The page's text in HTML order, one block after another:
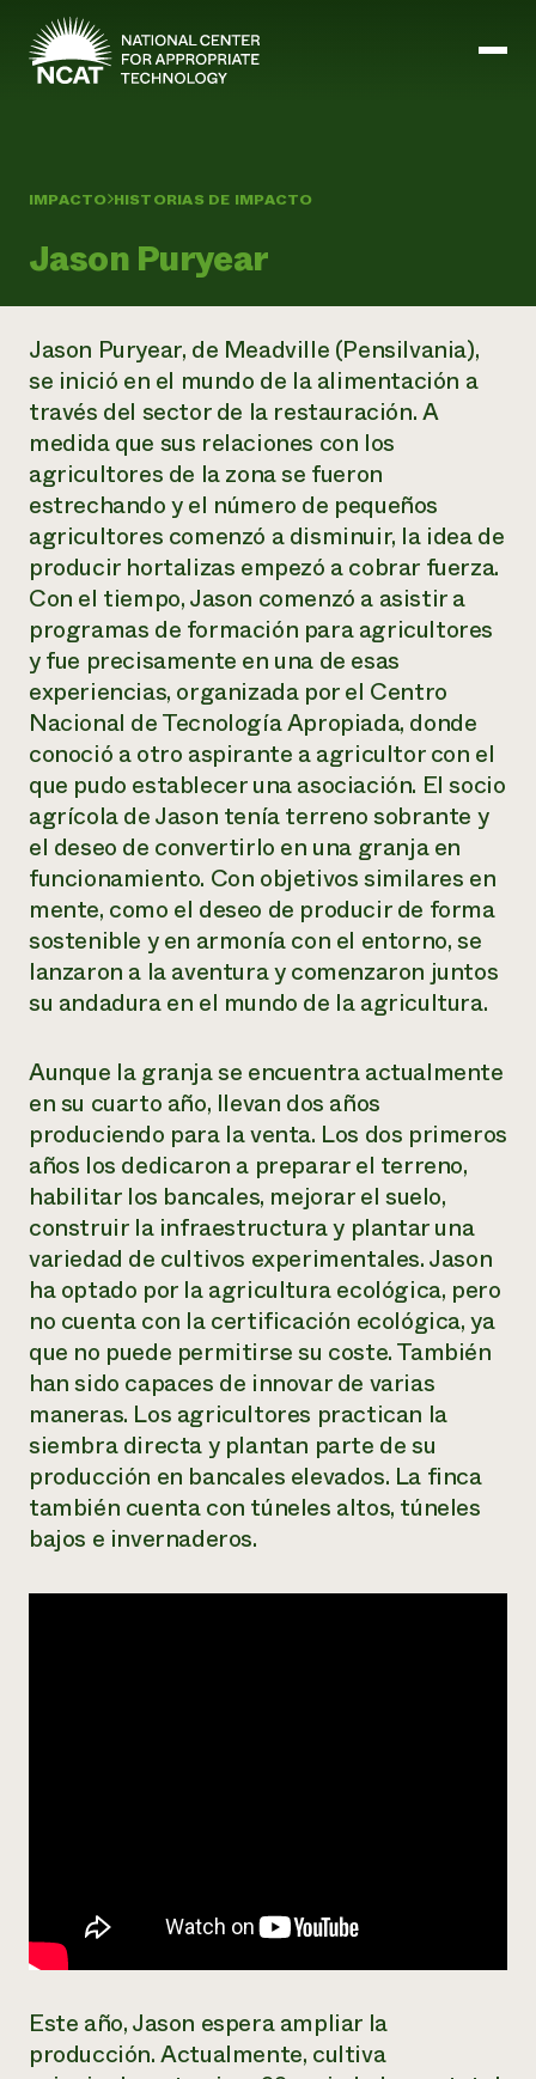
Ir al contenido principal
Misión y visión
ATTRA
Liderazgo
Personal
Regiones
Consejo de Administración
Carreras profesionales
Informes anuales y financieros
Historias de impacto
Informe de
impacto 2024
LEER EL INFORME
Abundante Ogallala
Biochar Policy Project
Pastoreo regenerativo
Tierra para el agua
Programa de transición a la asociación orgánica
Programa de mejora de la calidad de la lana
Armados para cultivar
Latinos en la agricultura
Sistemas alimentarios locales
Agricultura urbana
Las mujeres en la agricultura
Evento anual de reciclaje de productos electrónicos
Programa de descuentos de NorthWestern Energy
Servicios energéticos comerciales
Servicios energéticos residenciales
LIHEAP
Centro de intercambio de información AgriSolar
Gestión empresarial y de riesgos
Cultivos
Energía, herramientas y equipos agrícolas
Métodos agrícolas y ganaderos
Ganadería
Marketing
Agricultura y ganadería ecológicas
Suelo y agua
Blog
Podcasts
Publicaciones
Cursos cortos
Vídeos
Oportunidades de financiación
Noticias
Internship Hub
Buscar prácticas
Contratar a un becario
un
Llame a la
directa de
1-800-346-
Formación "Armed to Farm
Calendario de actos
Asociaciones empresariales
Donar
Donaciones planificadas
Boletín
Consultas de los medios de comunicación
Todos
contribuyen a la
resiliencia de la
comunidad.
DONAR AHORA
IMPACTO HISTORIAS DE IMPACTO
Jason Puryear
Jason Puryear, de Meadville (Pensilvania),
se inició en el mundo de la alimentación a
través del sector de la restauración. A
medida que sus relaciones con los
agricultores de la zona se fueron
estrechando y el número de pequeños
agricultores comenzó a disminuir, la idea de
producir hortalizas empezó a cobrar fuerza.
Con el tiempo, Jason comenzó a asistir a
programas de formación para agricultores
y fue precisamente en una de esas
experiencias, organizada por el Centro
Nacional de Tecnología Apropiada, donde
conoció a otro aspirante a agricultor con el
que pudo establecer una asociación. El socio
agrícola de Jason tenía terreno sobrante y
el deseo de convertirlo en una granja en
funcionamiento. Con objetivos similares en
mente, como el deseo de producir de forma
sostenible y en armonía con el entorno, se
lanzaron a la aventura y comenzaron juntos
su andadura en el mundo de la agricultura.
Aunque la granja se encuentra actualmente
en su cuarto año, llevan dos años
produciendo para la venta. Los dos primeros
años los dedicaron a preparar el terreno,
habilitar los bancales, mejorar el suelo,
construir la infraestructura y plantar una
variedad de cultivos experimentales. Jason
ha optado por la agricultura ecológica, pero
no cuenta con la certificación ecológica, ya
que no puede permitirse su coste. También
han sido capaces de innovar de varias
maneras. Los agricultores practican la
siembra directa y plantan parte de su
producción en bancales elevados. La finca
también cuenta con túneles altos, túneles
bajos e invernaderos.
Este año, Jason espera ampliar la
producción. Actualmente, cultiva